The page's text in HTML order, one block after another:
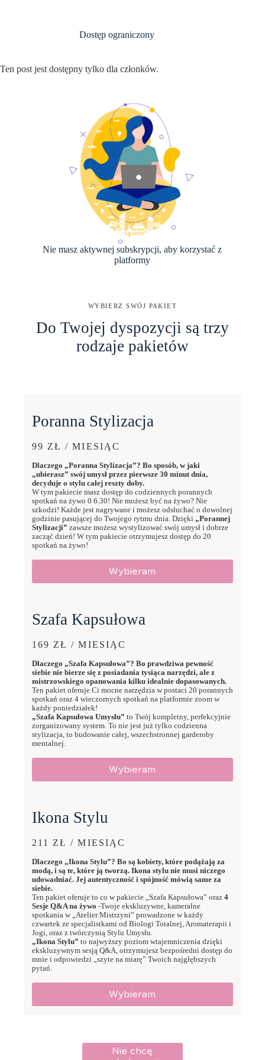
Dostęp ograniczony
Ten post jest dostępny tylko dla członków.
Nie masz aktywnej subskrypcji, aby korzystać z
platformy
WYBIERZ SWÓJ PAKIET
Do Twojej dyspozycji są trzy
rodzaje pakietów
Poranna Stylizacja
99 ZŁ / MIESIĄC
Dlaczego „Poranna Stylizacja”? Bo sposób, w jaki
„ubierasz” swój umysł przez pierwsze 30 minut dnia,
decyduje o stylu całej reszty doby.
W tym pakiecie masz dostęp do codziennych porannych
spotkań na żywo 0 6.30! Nie możesz być na żywo? Nie
szkodzi! Każde jest nagrywane i możesz odsłuchać o dowolnej
godzinie pasującej do Twojego rytmu dnia. Dzięki „Porannej
Stylizacji” zawsze możesz wystylizować swój umysł i dobrze
zacząć dzień! W tym pakiecie otrzymujesz dostęp do 20
spotkań na żywo!
Wybieram
Szafa Kapsułowa
169 ZŁ / MIESIĄC
Dlaczego „Szafa Kapsułowa”? Bo prawdziwa pewność
siebie nie bierze się z posiadania tysiąca narzędzi, ale z
mistrzowskiego opanowania kilku idealnie dopasowanych.
Ten pakiet oferuje Ci mocne narzędzia w postaci 20 porannych
spotkań oraz 4 wieczornych spotkań na platformie zoom w
każdy poniedziałek!
„Szafa Kapsułowa Umysłu” to Twój kompletny, perfekcyjnie
zorganizowany system. To nie jest już tylko codzienna
stylizacja, to budowanie całej, wszechstronnej garderoby
mentalnej.
Wybieram
Ikona Stylu
211 ZŁ / MIESIĄC
Dlaczego „Ikona Stylu”? Bo są kobiety, które podążają za
modą, i są te, które ją tworzą. Ikona stylu nie musi niczego
udowadniać. Jej autentyczność i spójność mówią same za
siebie.
Ten pakiet oferuje to co w pakiecie „Szafa Kapsułowa” oraz 4
Sesje Q&A na żywo -Twoje ekskluzywne, kameralne
spotkania w „Atelier Mistrzyni” prowadzone w każdy
czwartek ze specjalistkami od Biologi Totalnej, Aromaterapii i
Jogi, oraz z twórczynią Stylu Umysłu.
„Ikona Stylu” to najwyższy poziom wtajemniczenia dzięki
ekskluzywnym sesją Q&A, otrzymujesz bezpośredni dostęp do
mnie i odpowiedzi „szyte na miarę” Twoich najgłębszych
pytań.
Wybieram
Nie chcę